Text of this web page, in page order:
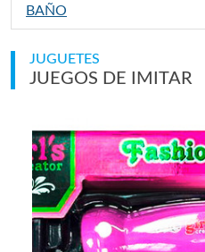
JUGUETES
JUEGOS DE IMITAR
BAÑO